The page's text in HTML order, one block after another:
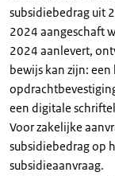
subsidiebedrag uit
2024 aangeschaft
2024 aanlevert,
bewijs kan zijn:
een digitale
Voor zakelijke
subsidiebedrag op
subsidieaanvraag.